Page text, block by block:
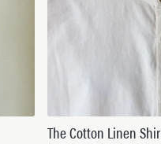
The Cotton Linen